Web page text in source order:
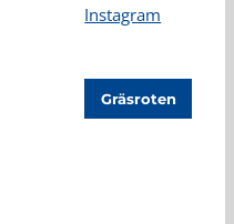
Instagram
Gräsroten